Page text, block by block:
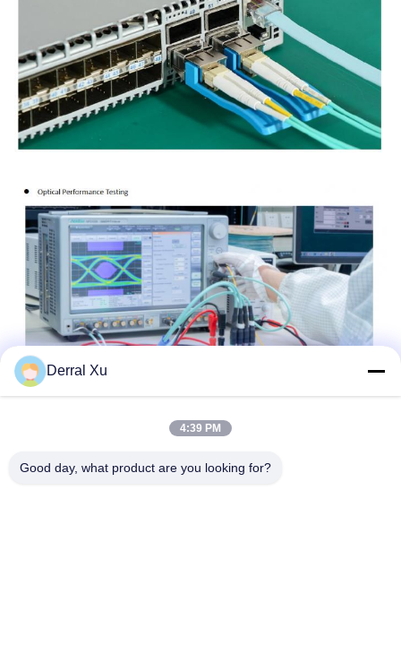
Derral Xu
4:39 PM
Good day, what product are you looking for?